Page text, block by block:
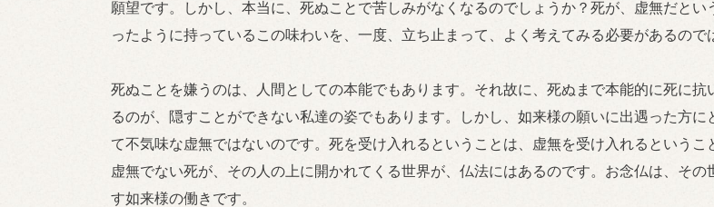
願望です。しかし、本当に、死ぬことで苦しみがなくなるのでしょうか？死が、虚無だとい
ったように持っているこの味わいを、一度、立ち止まって、よく考えてみる必要があるので
死ぬことを嫌うのは、人間としての本能でもあります。それ故に、死ぬまで本能的に死に抗
るのが、隠すことができない私達の姿でもあります。しかし、如来様の願いに出遇った方に
て不気味な虚無ではないのです。死を受け入れるということは、虚無を受け入れるというこ
虚無でない死が、その人の上に開かれてくる世界が、仏法にはあるのです。お念仏は、その
す如来様の働きです。